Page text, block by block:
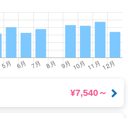
¥7,540～